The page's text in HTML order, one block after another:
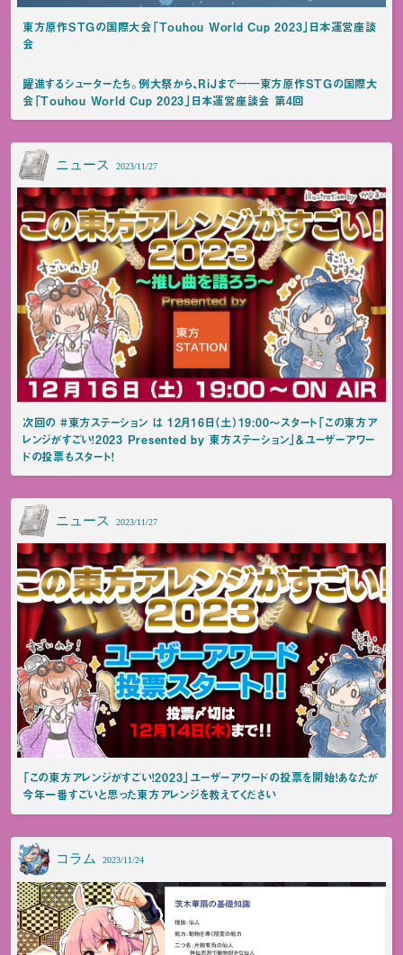
東方原作STGの国際大会「Touhou World Cup 2023」日本運営座談
会
躍進するシューターたち。例大祭から、RiJまで――東方原作STGの国際大
会「Touhou World Cup 2023」日本運営座談会 第4回
ニュース 2023/11/27
次回の #東方ステーション は 12月16日（土）19:00～スタート「この東方ア
レンジがすごい！2023 Presented by 東方ステーション」＆ユーザーアワー
ドの投票もスタート！
ニュース 2023/11/27
「この東方アレンジがすごい！2023」ユーザーアワードの投票を開始！あなたが
今年一番すごいと思った東方アレンジを教えてください
コラム 2023/11/24